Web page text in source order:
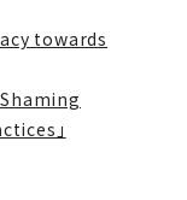
towards
」